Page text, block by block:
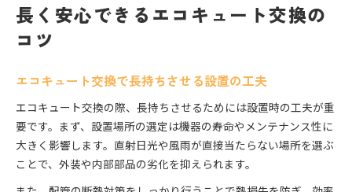
長く安心できるエコキュート交換の
コツ
エコキュート交換で長持ちさせる設置の工夫
エコキュート交換の際、長持ちさせるためには設置時の工夫が重
要です。まず、設置場所の選定は機器の寿命やメンテナンス性に
大きく影響します。直射日光や風雨が直接当たらない場所を選ぶ
ことで、外装や内部部品の劣化を抑えられます。